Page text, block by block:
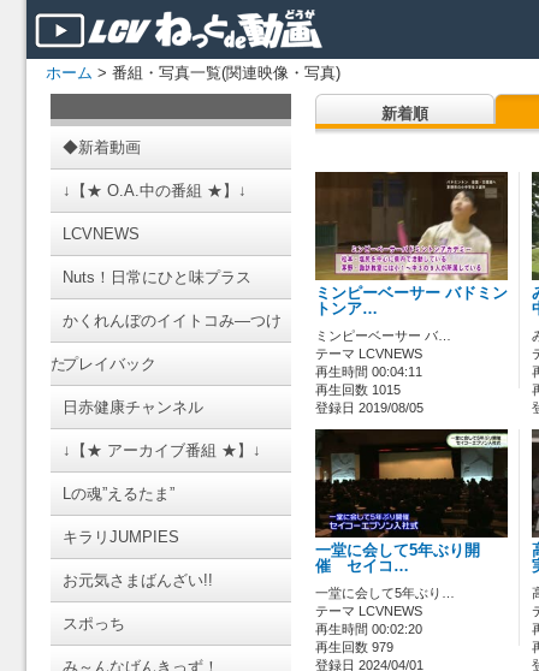
ホーム > 番組・写真一覧(関連映像・写真)
◆新着動画
↓【★ O.A.中の番組 ★】↓
LCVNEWS
Nuts！日常にひと味プラス
かくれんぼのイイトコみ―つけ
たプレイバック
日赤健康チャンネル
↓【★ アーカイブ番組 ★】↓
Lの魂”えるたま”
キラリJUMPIES
お元気さまばんざい!!
スポっち
み～んなげんきっず！
新着順
ミンピーベーサー バドミン
トンア…
ミンピーベーサー バ…
テーマ LCVNEWS
再生時間 00:04:11
再生回数 1015
登録日 2019/08/05
一堂に会して5年ぶり開
催 セイコ…
一堂に会して5年ぶり…
テーマ LCVNEWS
再生時間 00:02:20
再生回数 979
登録日 2024/04/01